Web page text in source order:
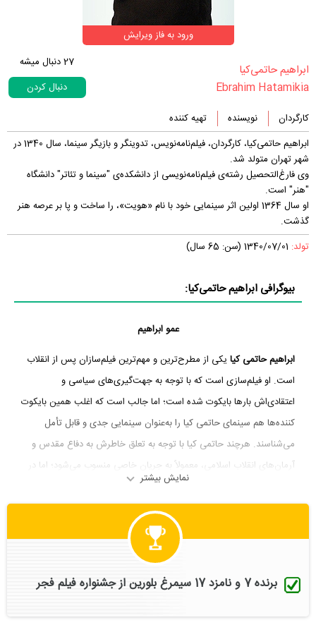
ورود به فاز ویرایش
‏ابراهیم حاتمی‌کیا‏
Ebrahim Hatamikia
27دنبال میشه
دنبال کردن
کارگردان
نویسنده
تهیه کننده
ابراهیم حاتمی‌کیا، کارگردان، فیلم‌نامه‌نویس، تدوینگر و بازیگر سینما، سال 1340 در
شهر تهران متولد شد.
وی فارغ‌التحصیل رشته‌ی فیلم‌نامه‌نویسی از دانشکده‌ی "سینما و تئاتر" دانشگاه
"هنر" است.
او سال 1364 اولین اثر سینمایی خود با نام «هویت»، را ساخت و پا بر عرصه هنر
گذشت.
تولد:
بیوگرافی ابراهیم حاتمی‌کیا:
عمو ابراهیم
ابراهیم حاتمی کیا یکی از مطرح‌ترین و مهم‌ترین فیلم‌سازان پس از انقلاب
است. او فیلم‌سازی است که با توجه به جهت‌گیری‌های سیاسی و
اعتقادی‌اش بارها بایکوت شده است؛ اما جالب است که اغلب همین بایکوت
‌کننده‌ها هم سینمای حاتمی کیا را به‌عنوان سینمایی جدی و قابل تأمل
می‌شناسند. هرچند حاتمی کیا با توجه به تعلق خاطرش به دفاع مقدس و
آرمان‌های انقلاب اسلامی، معمولاً به جریان خاصی منسوب می‌شود؛ اما در
دوره‌های مختلف از توقیف‌ها و ممانعت‌های دولتی بی‌نصیب نبوده است. او
یکی از رکوردداران سینمای ایران از این حیث است و دو فیلم توقیف شده
دارد که یکی از آن‌ها هرگز اکران نشد.
این کارگردان پرحاشیه و حرفه‌ای سینمای ایران، این سال‌ها در بین طیف
دفاع مقدس سینمای ایران است. او معتقد است که از جبهه و جنگ به
سینما آمده است و نسبت به آن دوران و آن آدم‌ها مسئولیت دارد: «من در
نمایش بیشتر
برنده 7 و نامزد 17 سیمرغ بلورین از جشنواره فیلم فجر